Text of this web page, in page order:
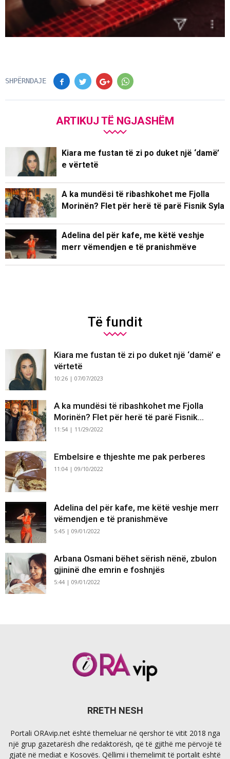
SHPËRNDAJE
ARTIKUJ TË NGJASHËM
Kiara me fustan të zi po duket një ‘damë’
e vërtetë
A ka mundësi të ribashkohet me Fjolla
Morinën? Flet për herë të parë Fisnik Syla
Adelina del për kafe, me këtë veshje
merr vëmendjen e të pranishmëve
Të fundit
Kiara me fustan të zi po duket një ‘damë’ e
vërtetë
10:26 | 07/07/2023
A ka mundësi të ribashkohet me Fjolla
Morinën? Flet për herë të parë Fisnik...
11:54 | 11/29/2022
Embelsire e thjeshte me pak perberes
11:04 | 09/10/2022
Adelina del për kafe, me këtë veshje merr
vëmendjen e të pranishmëve
5:45 | 09/01/2022
Arbana Osmani bëhet sërish nënë, zbulon
gjininë dhe emrin e foshnjës
5:44 | 09/01/2022
RRETH NESH
Portali ORAvip.net është themeluar në qershor të vitit 2018 nga
një grup gazetarësh dhe redaktorësh, që të gjithë me përvojë të
gjatë në mediat e Kosovës. Qëllimi i themelimit të portalit është